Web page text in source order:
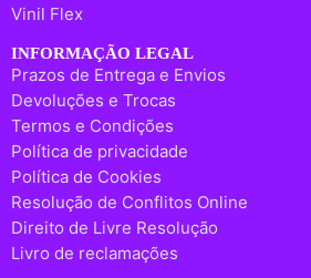
Vinil Flex
INFORMAÇÃO LEGAL
Prazos de Entrega e Envios
Devoluções e Trocas
Termos e Condições
Política de privacidade
Política de Cookies
Resolução de Conflitos Online
Direito de Livre Resolução
Livro de reclamações